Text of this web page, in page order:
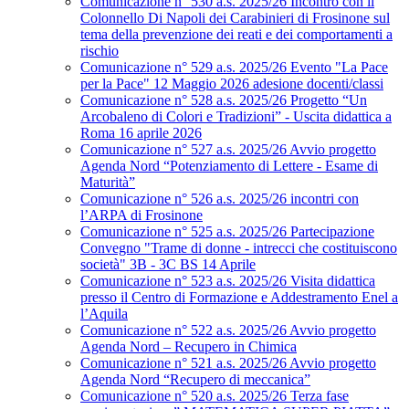
Colonnello Di Napoli dei Carabinieri di Frosinone sul
tema della prevenzione dei reati e dei comportamenti a
rischio
Comunicazione n° 529 a.s. 2025/26 Evento "La Pace
per la Pace" 12 Maggio 2026 adesione docenti/classi
Comunicazione n° 528 a.s. 2025/26 Progetto “Un
Arcobaleno di Colori e Tradizioni” - Uscita didattica a
Roma 16 aprile 2026
Comunicazione n° 527 a.s. 2025/26 Avvio progetto
Agenda Nord “Potenziamento di Lettere - Esame di
Maturità”
Comunicazione n° 526 a.s. 2025/26 incontri con
l’ARPA di Frosinone
Comunicazione n° 525 a.s. 2025/26 Partecipazione
Convegno "Trame di donne - intrecci che costituiscono
società" 3B - 3C BS 14 Aprile
Comunicazione n° 523 a.s. 2025/26 Visita didattica
presso il Centro di Formazione e Addestramento Enel a
l’Aquila
Comunicazione n° 522 a.s. 2025/26 Avvio progetto
Agenda Nord – Recupero in Chimica
Comunicazione n° 521 a.s. 2025/26 Avvio progetto
Agenda Nord “Recupero di meccanica”
Comunicazione n° 520 a.s. 2025/26 Terza fase